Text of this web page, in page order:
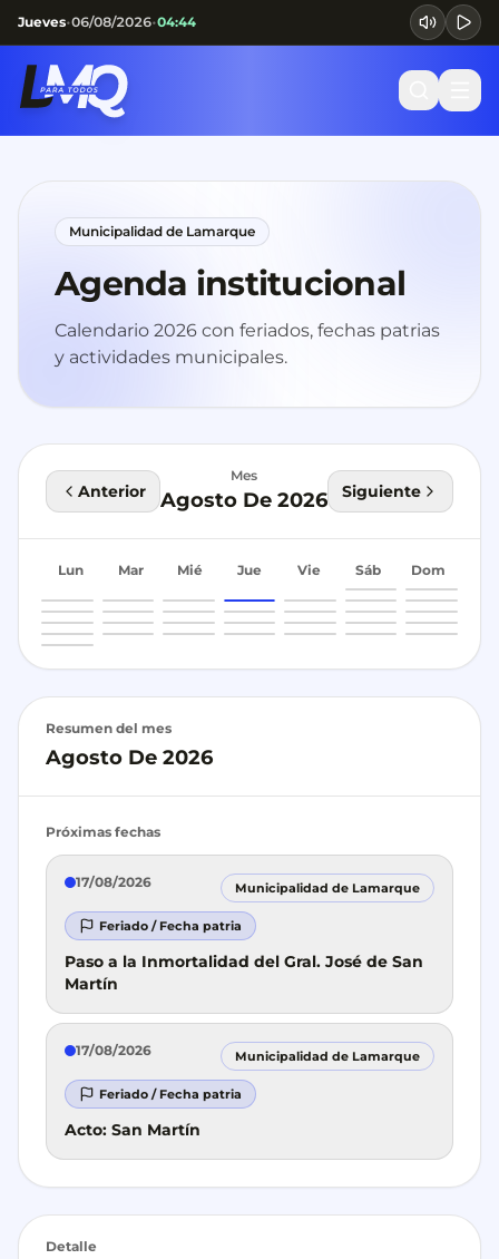
Jueves•06/08/2026•04:44
Municipalidad de Lamarque
Agenda institucional
Calendario 2026 con feriados, fechas patrias
y actividades municipales.
Anterior
Mes
Agosto De 2026 Siguiente
Lun Mar Mié Jue Vie Sáb Dom
1 2
3 4 5 6 7 8 9
10 11 12 13 14 15 16
17
31
Resumen del mes
Agosto De 2026
Próximas fechas
17/08/2026 Municipalidad de Lamarque
Feriado / Fecha patria
Paso a la Inmortalidad del Gral. José de San
Martín
17/08/2026 Municipalidad de Lamarque
Feriado / Fecha patria
Acto: San Martín
Detalle